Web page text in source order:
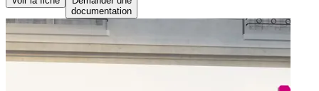
documentation